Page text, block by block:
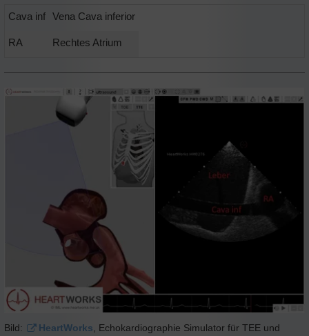
Cava inf Vena Cava inferior
RA Rechtes Atrium
Bild: HeartWorks , Echokardiographie Simulator für TEE und